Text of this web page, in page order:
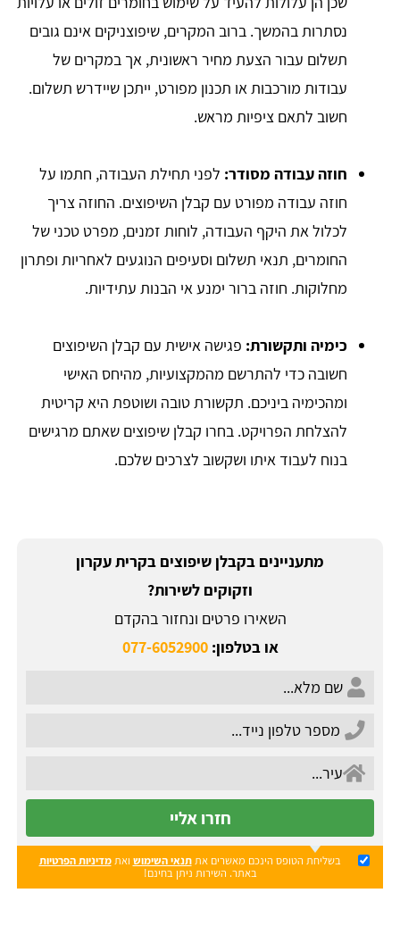
נסתרות בהמשך. ברוב המקרים, שיפוצניקים אינם גובים
תשלום עבור הצעת מחיר ראשונית, אך במקרים של
עבודות מורכבות או תכנון מפורט, ייתכן שיידרש תשלום.
חשוב לתאם ציפיות מראש.
חוזה עבודה מסודר: לפני תחילת העבודה, חתמו על
חוזה עבודה מפורט עם קבלן השיפוצים. החוזה צריך
לכלול את היקף העבודה, לוחות זמנים, מפרט טכני של
החומרים, תנאי תשלום וסעיפים הנוגעים לאחריות ופתרון
מחלוקות. חוזה ברור ימנע אי הבנות עתידיות.
כימיה ותקשורת: פגישה אישית עם קבלן השיפוצים
חשובה כדי להתרשם מהמקצועיות, מהיחס האישי
ומהכימיה ביניכם. תקשורת טובה ושוטפת היא קריטית
להצלחת הפרויקט. בחרו קבלן שיפוצים שאתם מרגישים
בנוח לעבוד איתו ושקשוב לצרכים שלכם.
מתעניינים בקבלן שיפוצים בקרית עקרון
וזקוקים לשירות?
השאירו פרטים ונחזור בהקדם
או בטלפון:077-6052900
חזרו אליי
בשליחת הטופס הינכם מאשרים אתתנאי השימוש ואתמדיניות הפרטיות
באתר. השירות ניתן בחינם!